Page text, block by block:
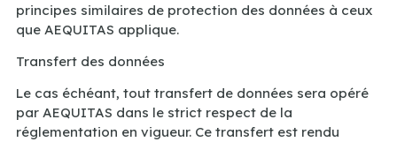
principes similaires de protection des données à ceux
que AEQUITAS applique.
Transfert des données
Le cas échéant, tout transfert de données sera opéré
par AEQUITAS dans le strict respect de la
réglementation en vigueur. Ce transfert est rendu